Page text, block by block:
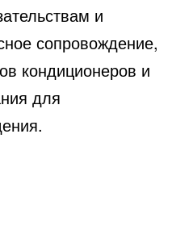
и
сопровождение,
кондиционеров и
для